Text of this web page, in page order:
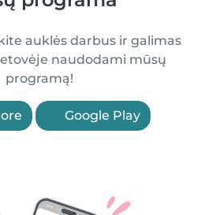
auklės darbus ir galimas
naudodami mūsų
programą!
Google Play